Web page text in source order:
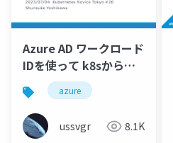
Azure AD ワークロード
IDを使って k8sから
Azureリソースに安全
にアクセスしよう
azure
ussvgr 8.1K